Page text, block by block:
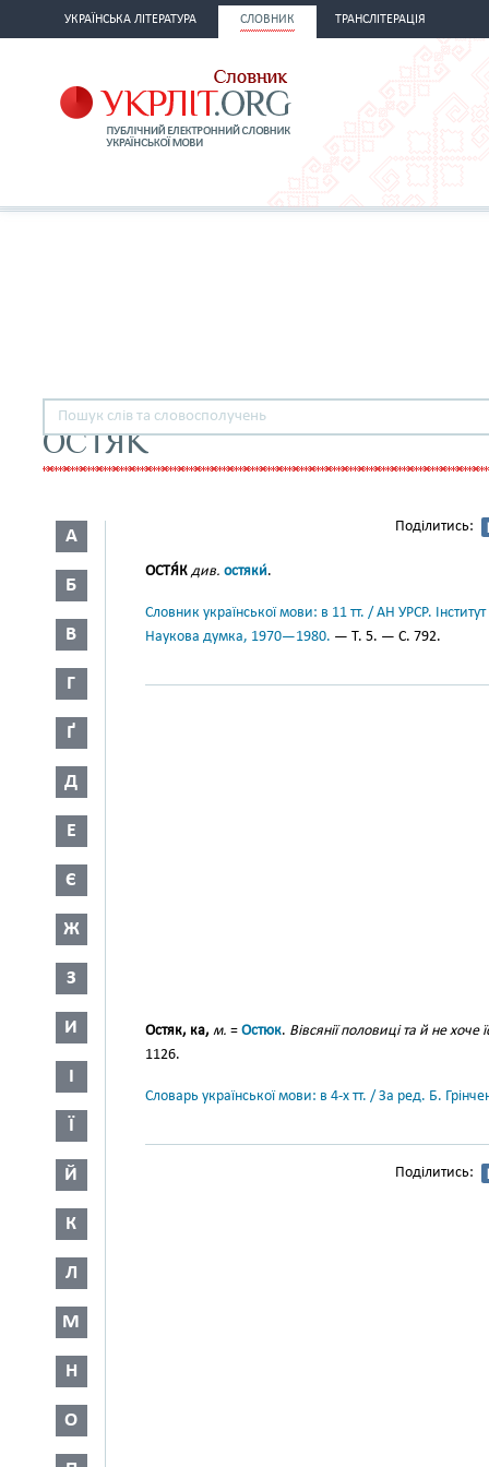
УКРАЇНСЬКА ЛІТЕРАТУРА СЛОВНИК ТРАНСЛІТЕРАЦІЯ
ОСТЯК
А
Б
В
Г
Ґ
Д
Е
Є
Ж
З
И
І
Ї
Й
К
Л
М
Н
О
Поділитись:
ОСТЯ́К див. остяки́.
Словник української мови: в 11 тт. / АН УРСР.
Наукова думка, 1970—1980. — Т. 5. — С. 792.
Остяк, ка, м. = Остюк. Вівсянії половиці та й не
1126.
Словарь української мови: в 4-х тт. / За ред. Б.
Поділитись: